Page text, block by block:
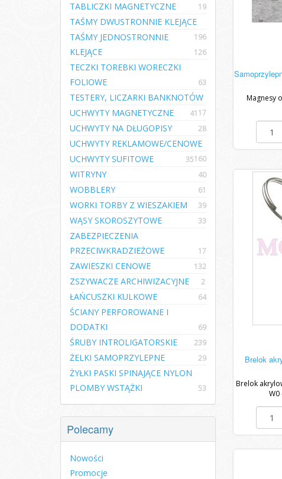
TABLICZKI MAGNETYCZNE 19
TAŚMY DWUSTRONNIE KLEJĄCE
196
TAŚMY JEDNOSTRONNIE
KLEJĄCE
126
TECZKI TOREBKI WORECZKI
FOLIOWE
63
TESTERY, LICZARKI BANKNOTÓW
17
UCHWYTY MAGNETYCZNE 41
UCHWYTY NA DŁUGOPISY 28
UCHWYTY REKLAMOWE/CENOWE
160
UCHWYTY SUFITOWE 35
WITRYNY 40
WOBBLERY 61
WORKI TORBY Z WIESZAKIEM 39
WĄSY SKOROSZYTOWE 33
ZABEZPIECZENIA
PRZECIWKRADZIEŻOWE
17
ZAWIESZKI CENOWE 132
ZSZYWACZE ARCHIWIZACYJNE 2
ŁAŃCUSZKI KULKOWE 64
ŚCIANY PERFOROWANE I
DODATKI
69
ŚRUBY INTROLIGATORSKIE 239
ŻELKI SAMOPRZYLEPNE 29
ŻYŁKI PASKI SPINAJĄCE NYLON
PLOMBY WSTĄŻKI
53
Polecamy
Nowości
Promocje
Magnesy
Brelok
Brelok
W0